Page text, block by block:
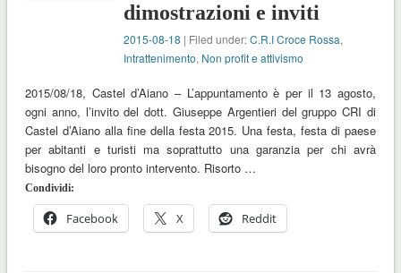
dimostrazioni e inviti
2015-08-18 | Filed under:C.R.I Croce Rossa,
Intrattenimento, Non profit e attivismo
2015/08/18, Castel d’Aiano – L’appuntamento è per il 13 agosto,
ogni anno, l’invito del dott. Giuseppe Argentieri del gruppo CRI di
Castel d’Aiano alla fine della festa 2015. Una festa, festa di paese
per abitanti e turisti ma soprattutto una garanzia per chi avrà
bisogno del loro pronto intervento. Risorto …
Condividi:
Facebook X Reddit